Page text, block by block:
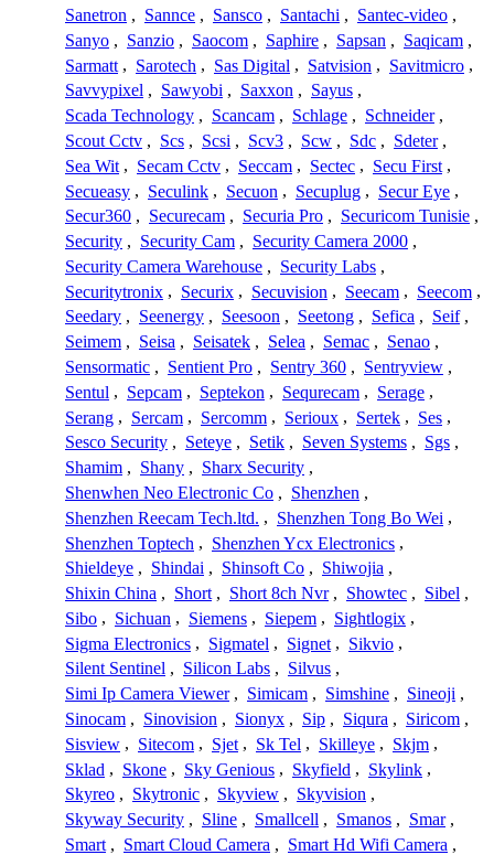
Sanetron , Sannce , Sansco , Santachi , Santec-video ,
Sanyo , Sanzio , Saocom , Saphire , Sapsan , Saqicam ,
Sarmatt , Sarotech , Sas Digital , Satvision , Savitmicro ,
Savvypixel , Sawyobi , Saxxon , Sayus ,
Scada Technology , Scancam , Schlage , Schneider ,
Scout Cctv , Scs , Scsi , Scv3 , Scw , Sdc , Sdeter ,
Sea Wit , Secam Cctv , Seccam , Sectec , Secu First ,
Secueasy , Seculink , Secuon , Secuplug , Secur Eye ,
Secur360 , Securecam , Securia Pro , Securicom Tunisie ,
Security , Security Cam , Security Camera 2000 ,
Security Camera Warehouse , Security Labs ,
Securitytronix , Securix , Secuvision , Seecam , Seecom ,
Seedary , Seenergy , Seesoon , Seetong , Sefica , Seif ,
Seimem , Seisa , Seisatek , Selea , Semac , Senao ,
Sensormatic , Sentient Pro , Sentry 360 , Sentryview ,
Sentul , Sepcam , Septekon , Sequrecam , Serage ,
Serang , Sercam , Sercomm , Serioux , Sertek , Ses ,
Sesco Security , Seteye , Setik , Seven Systems , Sgs ,
Shamim , Shany , Sharx Security ,
Shenwhen Neo Electronic Co , Shenzhen ,
Shenzhen Reecam Tech.ltd. , Shenzhen Tong Bo Wei ,
Shenzhen Toptech , Shenzhen Ycx Electronics ,
Shieldeye , Shindai , Shinsoft Co , Shiwojia ,
Shixin China , Short , Short 8ch Nvr , Showtec , Sibel ,
Sibo , Sichuan , Siemens , Siepem , Sightlogix ,
Sigma Electronics , Sigmatel , Signet , Sikvio ,
Silent Sentinel , Silicon Labs , Silvus ,
Simi Ip Camera Viewer , Simicam , Simshine , Sineoji ,
Sinocam , Sinovision , Sionyx , Sip , Siqura , Siricom ,
Sisview , Sitecom , Sjet , Sk Tel , Skilleye , Skjm ,
Sklad , Skone , Sky Genious , Skyfield , Skylink ,
Skyreo , Skytronic , Skyview , Skyvision ,
Skyway Security , Sline , Smallcell , Smanos , Smar ,
Smart , Smart Cloud Camera , Smart Hd Wifi Camera ,